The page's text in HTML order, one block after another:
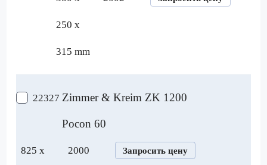
250 x
315 mm
22327 Zimmer & Kreim ZK 1200
Pocon 60
825 x 2000 Запросить цену